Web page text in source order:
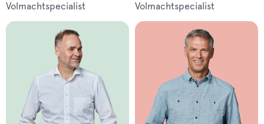
Volmachtspecialist
Volmachtspecialist